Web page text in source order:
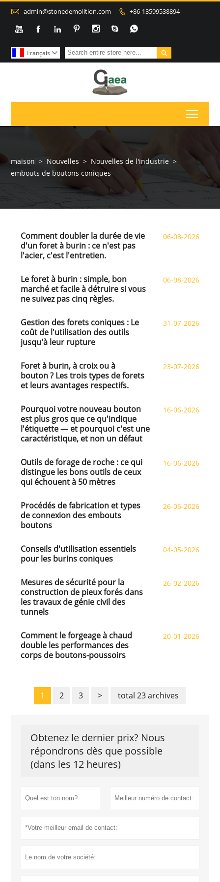
 admin@stonedemolition.com  +86-13599538894
      

Français 
maison > Nouvelles > Nouvelles de l'industrie >
embouts de boutons coniques
Comment doubler la durée de vie
d'un foret à burin : ce n'est pas
l'acier, c'est l'entretien.
06-08-2026
Le foret à burin : simple, bon
marché et facile à détruire si vous
ne suivez pas cinq règles.
06-08-2026
Gestion des forets coniques : Le
coût de l'utilisation des outils
jusqu'à leur rupture
31-07-2026
Foret à burin, à croix ou à
bouton ? Les trois types de forets
et leurs avantages respectifs.
23-07-2026
Pourquoi votre nouveau bouton
est plus gros que ce qu'indique
l'étiquette — et pourquoi c'est une
caractéristique, et non un défaut
16-06-2026
Outils de forage de roche : ce qui
distingue les bons outils de ceux
qui échouent à 50 mètres
16-06-2026
Procédés de fabrication et types
de connexion des embouts
boutons
26-05-2026
Conseils d'utilisation essentiels
pour les burins coniques
04-05-2026
Mesures de sécurité pour la
construction de pieux forés dans
les travaux de génie civil des
tunnels
26-02-2026
Comment le forgeage à chaud
double les performances des
corps de boutons-poussoirs
20-01-2026
1 2 3 > total 23 archives
Obtenez le dernier prix? Nous
répondrons dès que possible
(dans les 12 heures)